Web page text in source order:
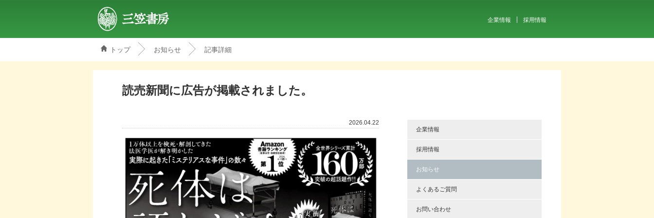
企業情報 採用情報
トップ お知らせ 記事詳細
企業情報
採用情報
お知らせ
よくあるご質問
お問い合わせ
読売新聞に広告が掲載されました。
2026.04.22